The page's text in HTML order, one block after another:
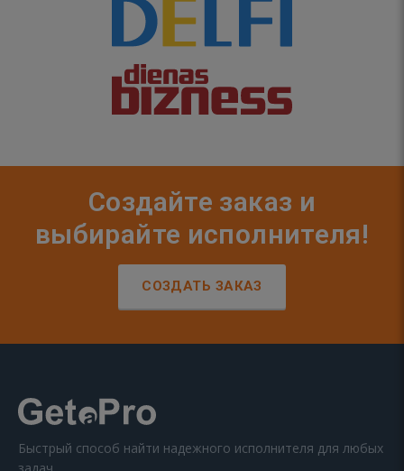
Создайте заказ и
выбирайте исполнителя!
СОЗДАТЬ ЗАКАЗ
Быстрый способ найти надежного исполнителя для любых